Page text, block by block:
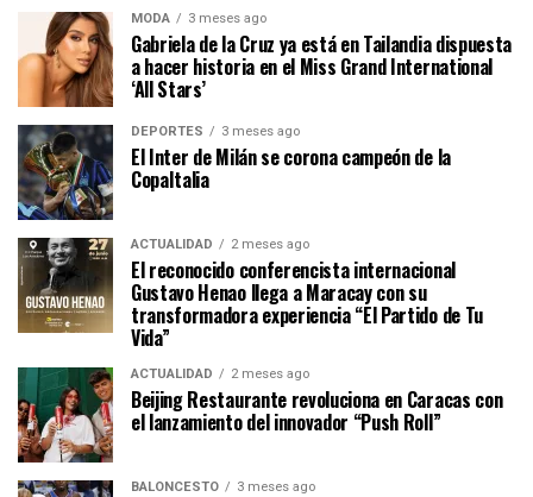
MODA 3 meses ago
Gabriela de la Cruz ya está en Tailandia dispuesta
a hacer historia en el Miss Grand International
‘All Stars’
DEPORTES 3 meses ago
El Inter de Milán se corona campeón de la
CopaItalia
ACTUALIDAD 2 meses ago
El reconocido conferencista internacional
Gustavo Henao llega a Maracay con su
transformadora experiencia “El Partido de Tu
Vida”
ACTUALIDAD 2 meses ago
Beijing Restaurante revoluciona en Caracas con
el lanzamiento del innovador “Push Roll”
BALONCESTO 3 meses ago